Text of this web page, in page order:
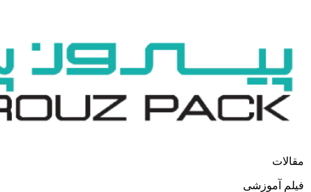
مقالات
فیلم آموزشی